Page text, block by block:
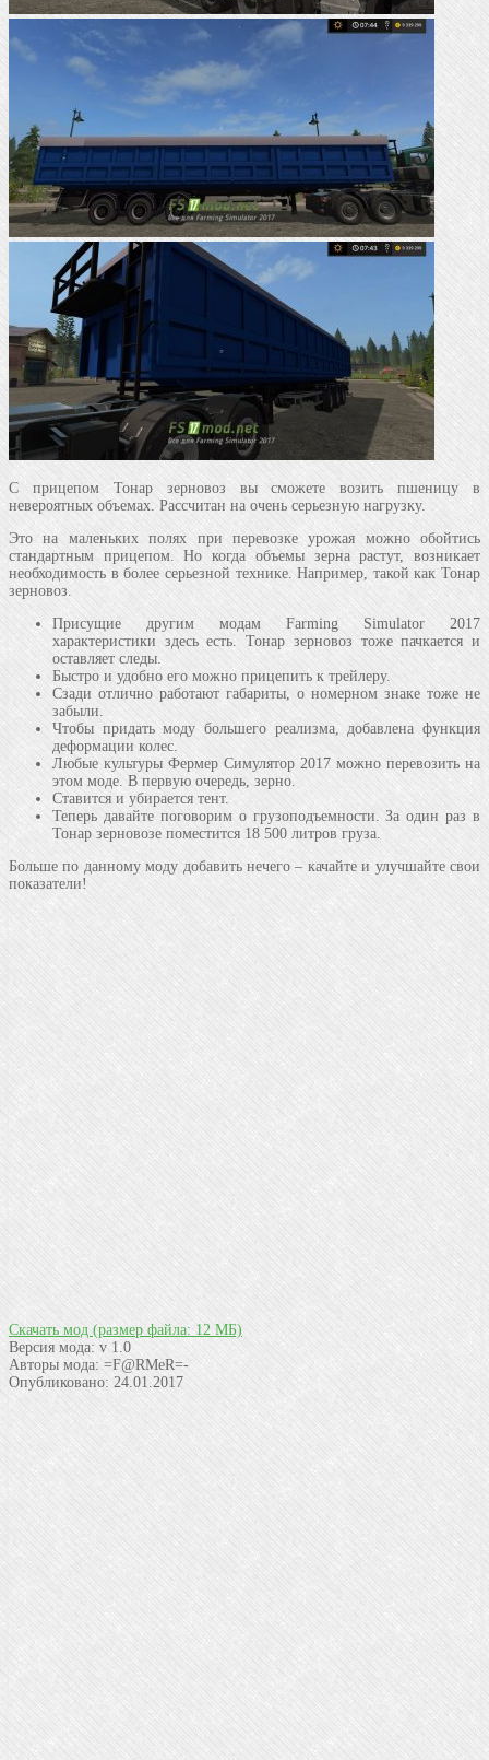
С прицепом Тонар зерновоз вы сможете возить пшеницу в
невероятных объемах. Рассчитан на очень серьезную нагрузку.
Это на маленьких полях при перевозке урожая можно обойтись
стандартным прицепом. Но когда объемы зерна растут, возникает
необходимость в более серьезной технике. Например, такой как Тонар
зерновоз.
Присущие другим модам Farming Simulator 2017
характеристики здесь есть. Тонар зерновоз тоже пачкается и
оставляет следы.
Быстро и удобно его можно прицепить к трейлеру.
Сзади отлично работают габариты, о номерном знаке тоже не
забыли.
Чтобы придать моду большего реализма, добавлена функция
деформации колес.
Любые культуры Фермер Симулятор 2017 можно перевозить на
этом моде. В первую очередь, зерно.
Ставится и убирается тент.
Теперь давайте поговорим о грузоподъемности. За один раз в
Тонар зерновозе поместится 18 500 литров груза.
Больше по данному моду добавить нечего – качайте и улучшайте свои
показатели!
Скачать мод (размер файла: 12 МБ)
Версия мода: v 1.0
Авторы мода: =F@RMeR=-
Опубликовано: 24.01.2017